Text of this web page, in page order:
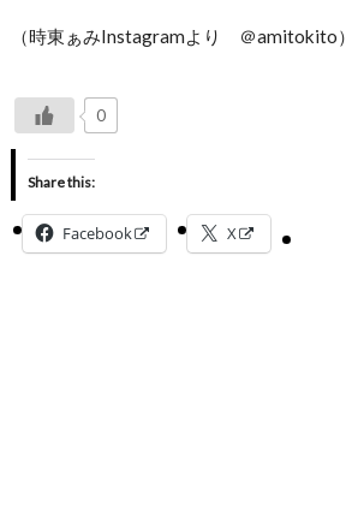
（時東ぁみInstagramより ＠amitokito）
0
Share this:
Facebook X